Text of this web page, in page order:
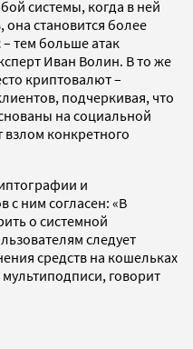
системы, когда в ней
она становится более
тем больше атак
Иван Волин. В то же
криптовалют –
подчеркивая, что
на социальной
конкретного
и
с ним согласен: «В
о системной
следует
средств на кошельках
говорит